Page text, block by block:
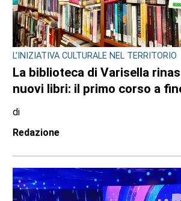
L'INIZIATIVA CULTURALE NEL TERRITORIO
La biblioteca di Varisella
nuovi libri: il primo corso a
Redazione